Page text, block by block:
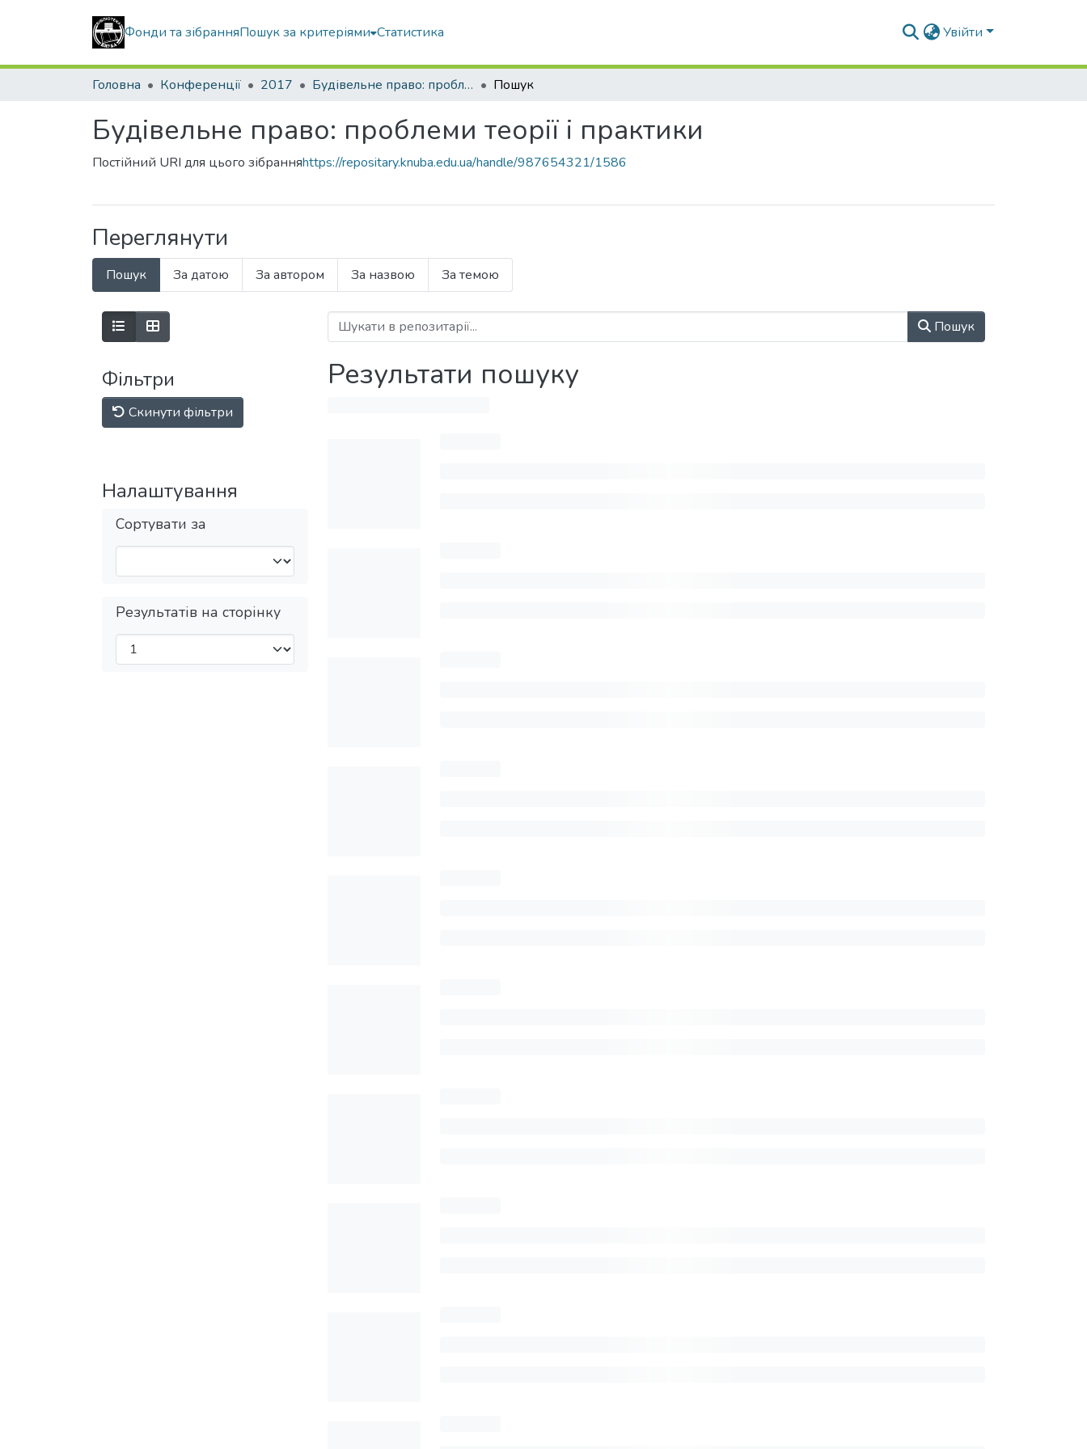
Фонди та зібранняПошук за критеріями Статистика Увійти
Головна Конференції 2017 Будівельне право: проблеми теорії і практики Пошук
Будівельне право: проблеми теорії і практики
Постійний URI для цього зібранняhttps://repositary.knuba.edu.ua/handle/987654321/1586
Переглянути
Пошук За датою За автором За назвою За темою
Фільтри
Скинути фільтри
Налаштування
Сортувати за
Результатів на сторінку
Пошук
Результати пошуку